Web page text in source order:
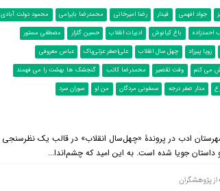
جواد افهمی قیدار رضا امیرخانی محمدرضا بایرامی
محمود دولت آبادی
احمدزاده باغ کیانوش ادبیات انقلاب حسین گلزار
مصطفی مستور
زویا پیرزاد چهل سال انقلاب علی‌اصغر عزتی‌پاک
عباس معروفی
می کنم وقت تقصیر محمدرضا کاتب
گنجشک ها بهشت را می فهمند
مدار صفر درجه سمفونی مردگان من او
سوران سرد
ادب در پروندۀ «چهل‌سال انقلاب» در قالب یک نظرسنجی
داستان جویا شده است. به این امید که چشم‌اندا...
پژوهشگران